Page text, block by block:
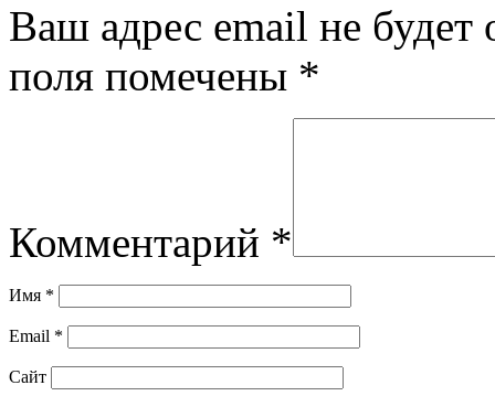
Ваш адрес email не будет
поля помечены *
Комментарий *
Имя *
Email *
Сайт